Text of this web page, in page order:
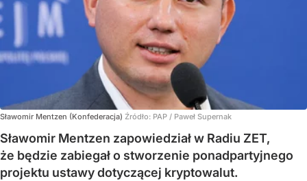
Sławomir Mentzen (Konfederacja) Źródło: PAP / Paweł Supernak
Sławomir Mentzen zapowiedział w Radiu ZET,
że będzie zabiegał o stworzenie ponadpartyjnego
projektu ustawy dotyczącej kryptowalut.